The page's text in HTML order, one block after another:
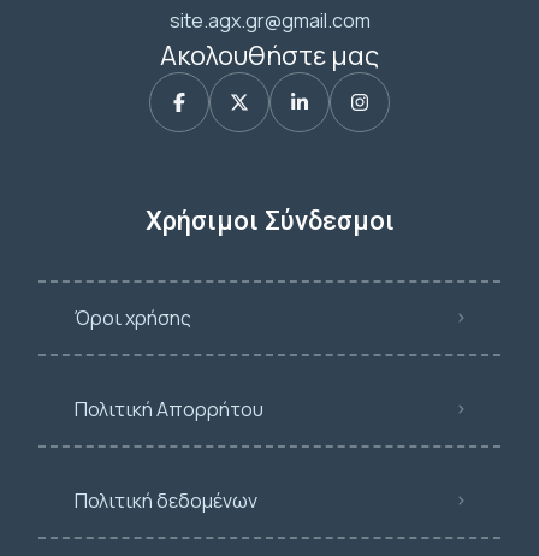
site.agx.gr@gmail.com
Ακολουθήστε μας
Χρήσιμοι Σύνδεσμοι
Όροι χρήσης
Πολιτική Απορρήτου
Πολιτική δεδομένων